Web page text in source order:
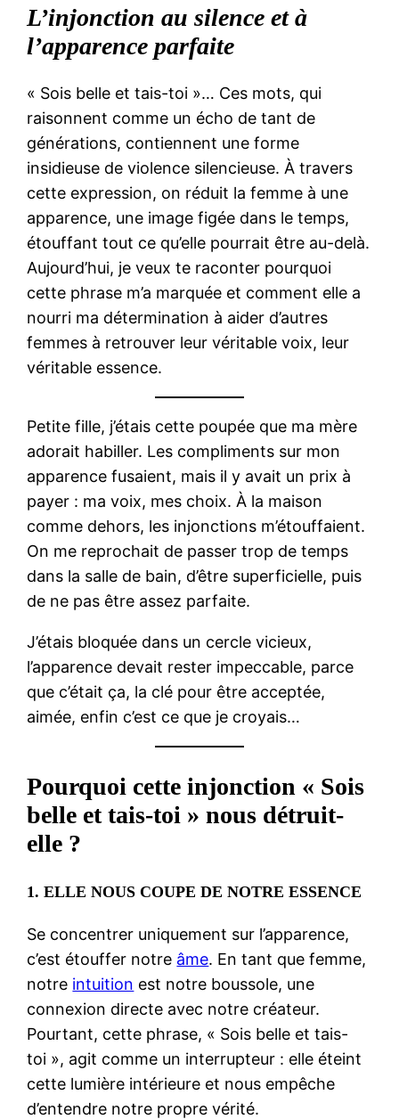
L’injonction au silence et à
l’apparence parfaite
« Sois belle et tais-toi »… Ces mots, qui
raisonnent comme un écho de tant de
générations, contiennent une forme
insidieuse de violence silencieuse. À travers
cette expression, on réduit la femme à une
apparence, une image figée dans le temps,
étouffant tout ce qu’elle pourrait être au-delà.
Aujourd’hui, je veux te raconter pourquoi
cette phrase m’a marquée et comment elle a
nourri ma détermination à aider d’autres
femmes à retrouver leur véritable voix, leur
véritable essence.
Petite fille, j’étais cette poupée que ma mère
adorait habiller. Les compliments sur mon
apparence fusaient, mais il y avait un prix à
payer : ma voix, mes choix. À la maison
comme dehors, les injonctions m’étouffaient.
On me reprochait de passer trop de temps
dans la salle de bain, d’être superficielle, puis
de ne pas être assez parfaite.
J’étais bloquée dans un cercle vicieux,
l’apparence devait rester impeccable, parce
que c’était ça, la clé pour être acceptée,
aimée, enfin c’est ce que je croyais…
Pourquoi cette injonction « Sois
belle et tais-toi » nous détruit-
elle ?
1.ELLE NOUS COUPE DE NOTRE ESSENCE
Se concentrer uniquement sur l’apparence,
c’est étouffer notre âme. En tant que femme,
notre intuition est notre boussole, une
connexion directe avec notre créateur.
Pourtant, cette phrase, « Sois belle et tais-
toi », agit comme un interrupteur : elle éteint
cette lumière intérieure et nous empêche
d’entendre notre propre vérité.